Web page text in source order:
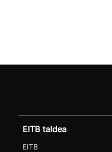
EITB taldea
EITB